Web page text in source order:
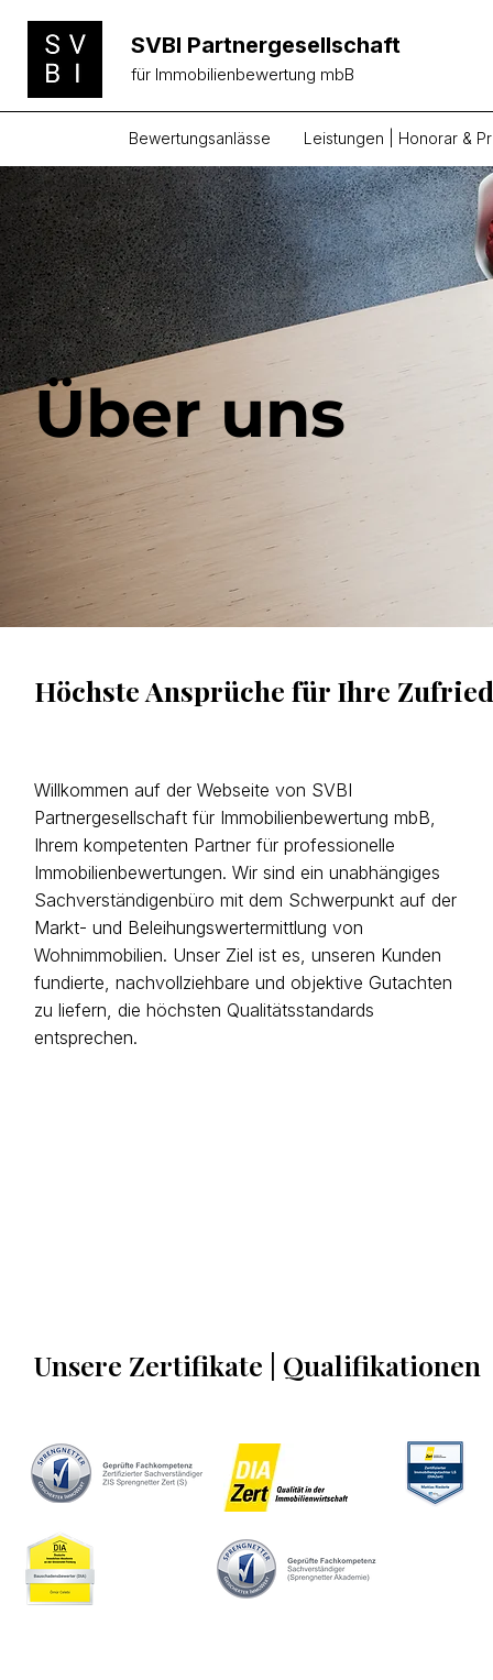
SVBI Partnergesellschaft
für Immobilienbewertung mbB
Bewertungsanlässe Leistungen | Honorar &
Über uns
Höchste Ansprüche für Ihre
Willkommen auf der Webseite von SVBI
Partnergesellschaft für Immobilienbewertung mbB,
Ihrem kompetenten Partner für professionelle
Immobilienbewertungen. Wir sind ein unabhängiges
Sachverständigenbüro mit dem Schwerpunkt auf der
Markt- und Beleihungswertermittlung von
Wohnimmobilien. Unser Ziel ist es, unseren Kunden
fundierte, nachvollziehbare und objektive Gutachten
zu liefern, die höchsten Qualitätsstandards
entsprechen.
Unsere Zertifikate | Qualifikationen